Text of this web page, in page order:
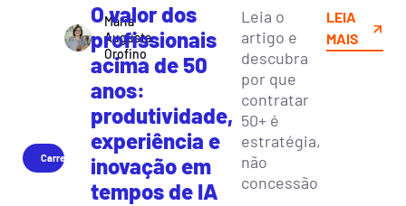
Carreira
Maria
Augusta
Orofino
O valor dos
profissionais
acima de 50
anos:
produtividade,
experiência e
inovação em
tempos de IA
Leia o
artigo e
descubra
por que
contratar
50+ é
estratégia,
não
concessão
LEIA
MAIS